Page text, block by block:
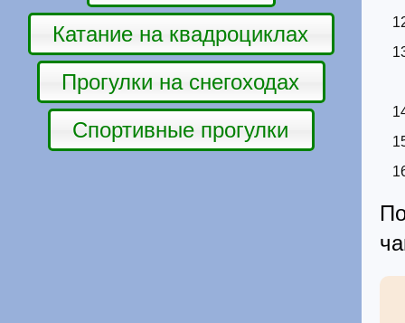
Катание на квадроциклах
Прогулки на снегоходах
Спортивные прогулки